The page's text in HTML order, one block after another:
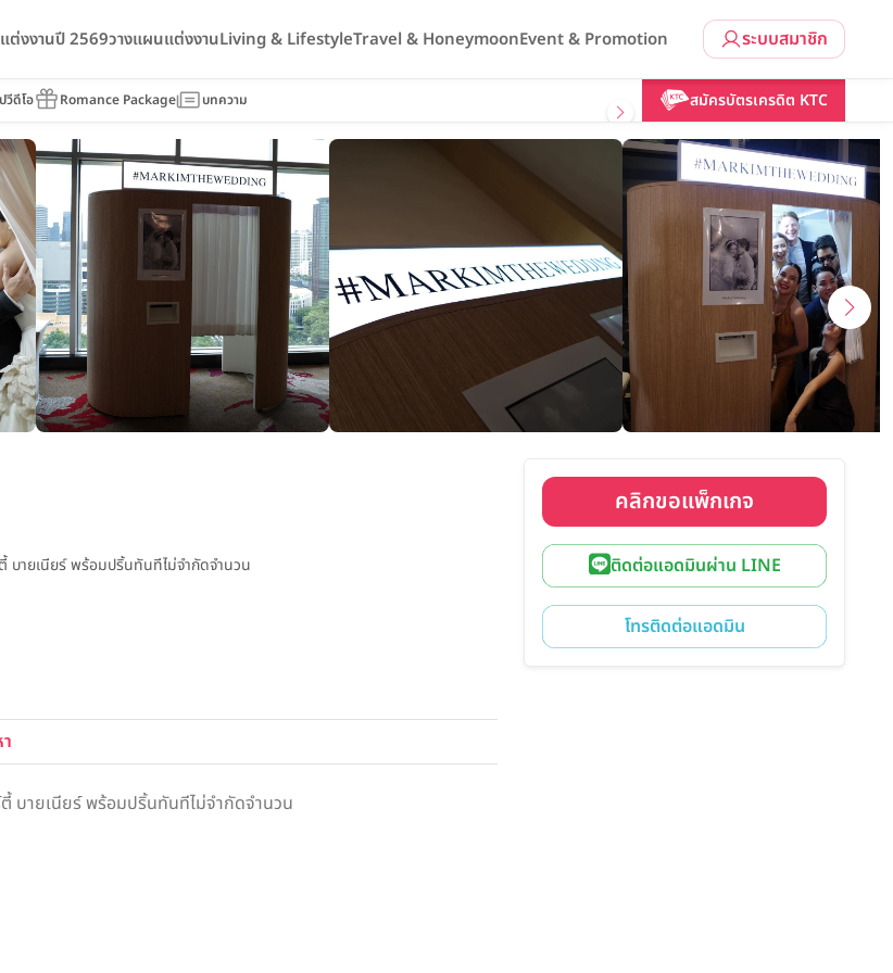
ระบบสมาชิก
ต่งงานปี 2569วางแผนแต่งงานLiving & LifestyleTravel & HoneymoonEvent & Promotion
วีดีโอ Romance Package บทความ สมัครบัตรเครดิต KTC
คลิกขอแพ็กเกจ
บายเนียร์ พร้อมปริ้นทันทีไม่จำกัดจำนวน
บายเนียร์ พร้อมปริ้นทันทีไม่จำกัดจำนวน
คลิกขอแพ็กเกจ
ติดต่อแอดมินผ่าน LINE
โทรติดต่อแอดมิน